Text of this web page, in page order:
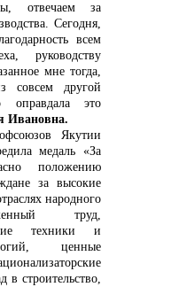
отвечаем за
Сегодня,
всем
руководству
мне тогда,
совсем другой
это
Ивановна.
Якутии
медаль «За
положению
за высокие
народного
труд,
техники и
ценные
в строительство,